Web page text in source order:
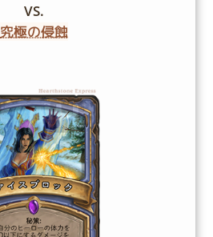
VS.
究極の侵蝕